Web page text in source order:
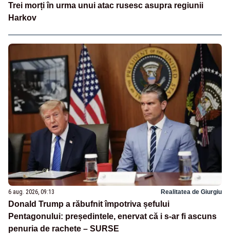
Trei morți în urma unui atac rusesc asupra regiunii
Harkov
6 aug. 2026, 09:13 Realitatea de Giurgiu
Donald Trump a răbufnit împotriva șefului
Pentagonului: președintele, enervat că i s-ar fi ascuns
penuria de rachete – SURSE